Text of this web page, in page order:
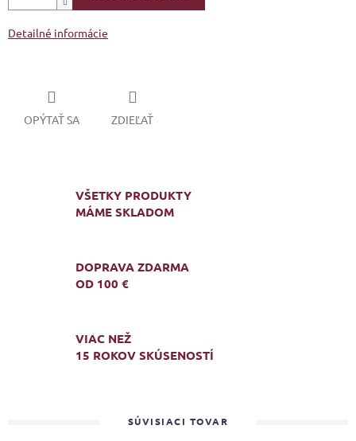
Detailné informácie
OPÝTAŤ SA ZDIEĽAŤ
VŠETKY PRODUKTY
MÁME SKLADOM
DOPRAVA ZDARMA
OD 100 €
VIAC NEŽ
15 ROKOV SKÚSENOSTÍ
SÚVISIACI TOVAR